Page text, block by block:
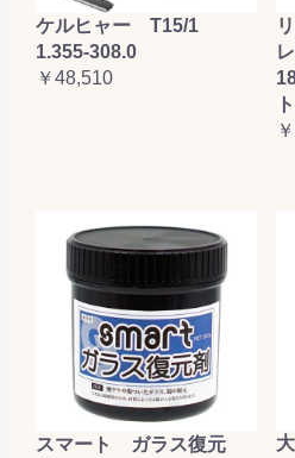
ケルヒャー T15/1
1.355-308.0
￥48,510
スマート ガラス復元